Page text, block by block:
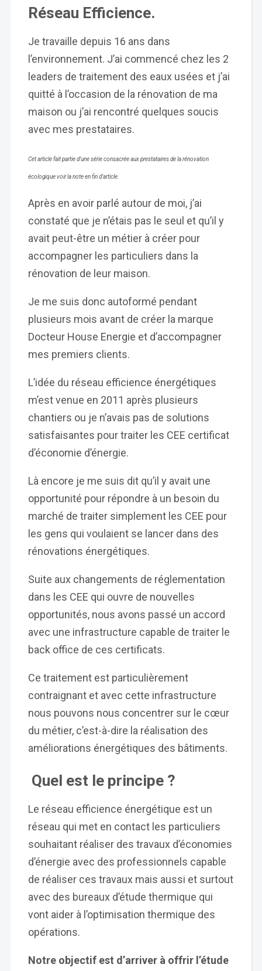
Réseau Efficience.
Je travaille depuis 16 ans dans
l’environnement. J’ai commencé chez les 2
leaders de traitement des eaux usées et j’ai
quitté à l’occasion de la rénovation de ma
maison ou j’ai rencontré quelques soucis
avec mes prestataires.
Cet article fait partie d’une série consacrée aux prestataires de la rénovation
écologique voir la note en fin d’article.
Après en avoir parlé autour de moi, j’ai
constaté que je n’étais pas le seul et qu’il y
avait peut-être un métier à créer pour
accompagner les particuliers dans la
rénovation de leur maison.
Je me suis donc autoformé pendant
plusieurs mois avant de créer la marque
Docteur House Energie et d’accompagner
mes premiers clients.
L’idée du réseau efficience énergétiques
m’est venue en 2011 après plusieurs
chantiers ou je n’avais pas de solutions
satisfaisantes pour traiter les CEE certificat
d’économie d’énergie.
Là encore je me suis dit qu’il y avait une
opportunité pour répondre à un besoin du
marché de traiter simplement les CEE pour
les gens qui voulaient se lancer dans des
rénovations énergétiques.
Suite aux changements de réglementation
dans les CEE qui ouvre de nouvelles
opportunités, nous avons passé un accord
avec une infrastructure capable de traiter le
back office de ces certificats.
Ce traitement est particulièrement
contraignant et avec cette infrastructure
nous pouvons nous concentrer sur le cœur
du métier, c’est-à-dire la réalisation des
améliorations énergétiques des bâtiments.
Quel est le principe ?
Le réseau efficience énergétique est un
réseau qui met en contact les particuliers
souhaitant réaliser des travaux d’économies
d’énergie avec des professionnels capable
de réaliser ces travaux mais aussi et surtout
avec des bureaux d’étude thermique qui
vont aider à l’optimisation thermique des
opérations.
Notre objectif est d’arriver à offrir l’étude